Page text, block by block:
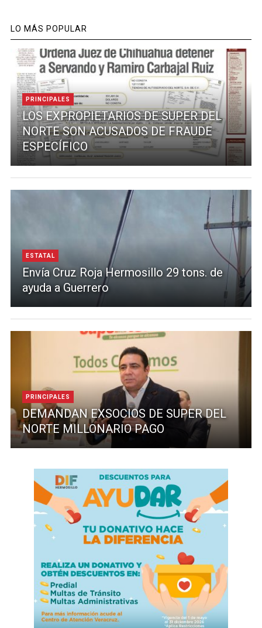
LO MÁS POPULAR
PRINCIPALES
LOS EXPROPIETARIOS DE SUPER DEL
NORTE SON ACUSADOS DE FRAUDE
ESPECÍFICO
ESTATAL
Envía Cruz Roja Hermosillo 29 tons. de
ayuda a Guerrero
PRINCIPALES
DEMANDAN EXSOCIOS DE SUPER DEL
NORTE MILLONARIO PAGO